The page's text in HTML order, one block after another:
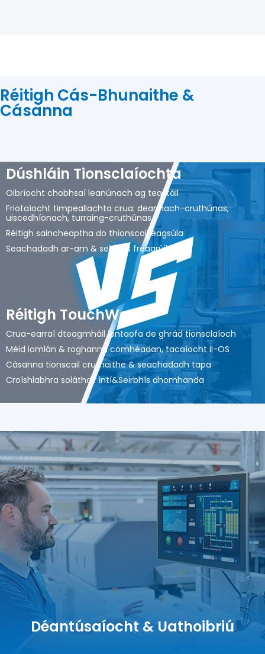
Réitigh Cás-Bhunaithe &
Cásanna
Dúshláin Tionsclaíochta
Oibríocht chobhsaí leanúnach ag teastáil
Friotaíocht timpeallachta crua: deannach-cruthúnas,
uiscedhíonach, turraing-cruthúnas
Réitigh saincheaptha do thionscail éagsúla
Seachadadh ar-am & seirbhís freagrúil
Réitigh TouchWo
Crua-earraí dteagmháil iontaofa de ghrád tionsclaíoch
Méid iomlán & roghanna comhéadan, tacaíocht il-OS
Cásanna tionscail cruthaithe & seachadadh tapa
Croíshlabhra soláthair intí&Seirbhís dhomhanda
Déantúsaíocht & Uathoibriú
Déantúsaíocht & Uathoibriú